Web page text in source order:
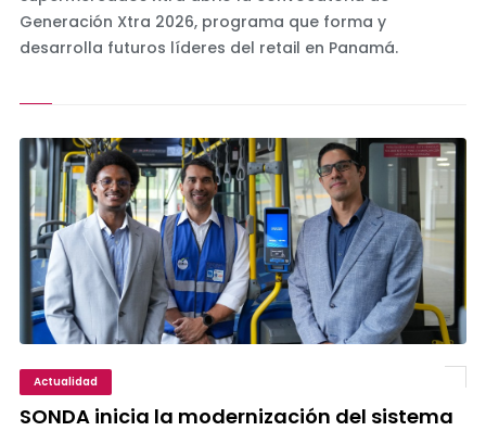
Generación Xtra 2026, programa que forma y
desarrolla futuros líderes del retail en Panamá.
Actualidad
SONDA inicia la modernización del sistema